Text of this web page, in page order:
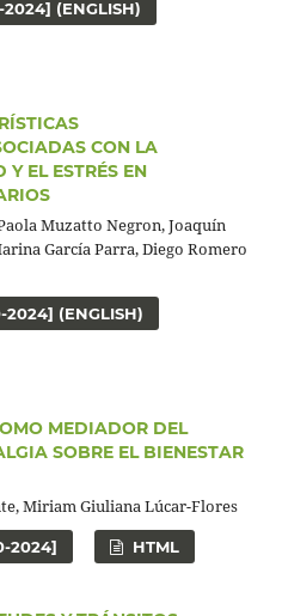
2024] (ENGLISH)
CON LA
EL ESTRÉS EN
Muzatto Negron, Joaquín
García Parra, Diego Romero
2024] (ENGLISH)
MEDIADOR DEL
SOBRE EL BIENESTAR
Miriam Giuliana Lúcar-Flores
2024] HTML